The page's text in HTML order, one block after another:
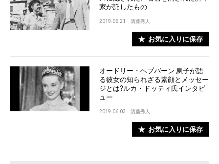
家が託したもの
2019.06.21 清藤秀人
お気に入りに保存
オードリー・ヘプバーン 息子が語
る彼女の知られざる素顔とメッセー
ジとは?ルカ・ドッティ氏インタビ
ュー
2019.06.03 清藤秀人
お気に入りに保存